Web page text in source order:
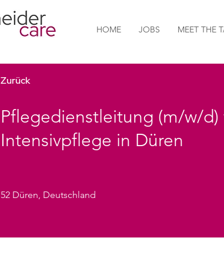
HOME JOBS MEET THE
Zurück
Pflegedienstleitung (m/w/
Intensivpflege in Düren
52 Düren, Deutschland